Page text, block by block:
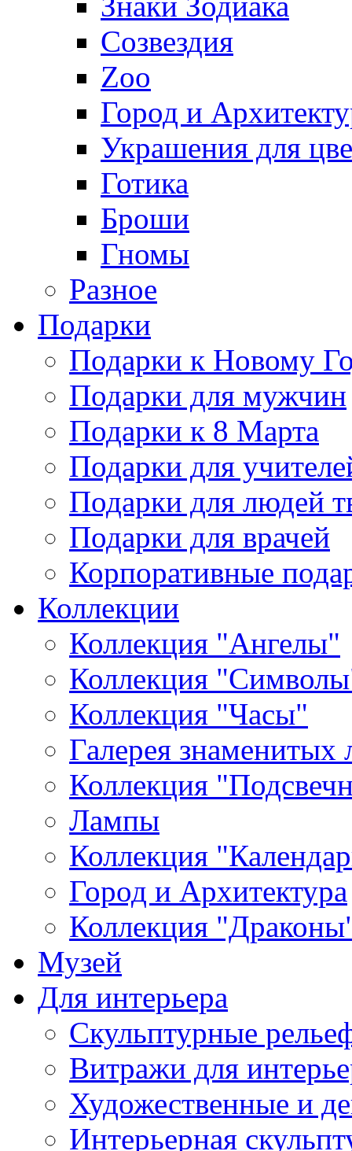
Созвездия
Zoo
Город и
Украшения для
Готика
Броши
Гномы
Разное
Подарки
Подарки к Новому
Подарки для мужчин
Подарки к 8 Марта
Подарки для
Подарки для людей
Подарки для врачей
Корпоративные
Коллекции
Коллекция "Ангелы"
Коллекция
Коллекция "Часы"
Галерея знаменитых
Коллекция
Лампы
Коллекция
Город и Архитектура
Коллекция
Музей
Для интерьера
Скульптурные
Витражи для
Художественные и
Интерьерная